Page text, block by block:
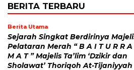
BERITA TERBARU
Berita Utama
Sejarah Singkat Berdirinya
Pelataran Merah “ B A I T U R R A
M A T ” Majelis Ta’lim ‘Dzikir dan
Sholawat’ Thoriqoh At-Tijaniyyah